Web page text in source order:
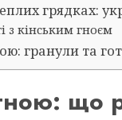
грядках:
з кінським гноєм
гранули та
що